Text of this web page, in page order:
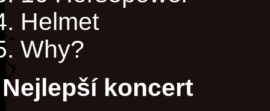
Helmet
Why?
Nejlepší koncert